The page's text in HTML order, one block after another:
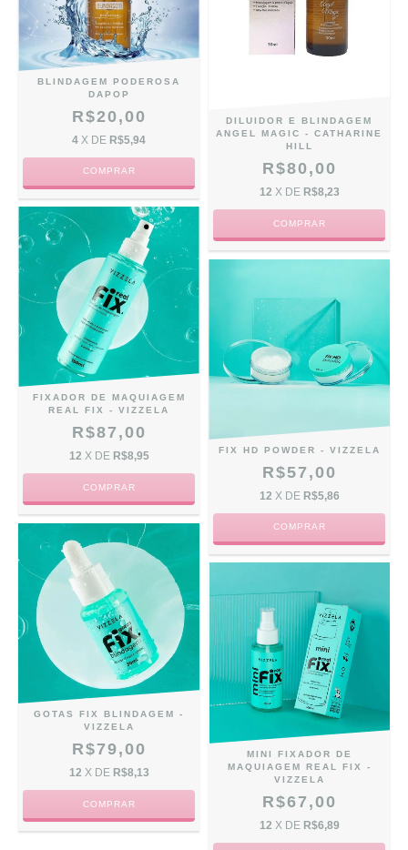
BLINDAGEM PODEROSA
DAPOP
R$20,00
4 X DE R$5,94
DILUIDOR E BLINDAGEM
ANGEL MAGIC - CATHARINE
HILL
R$80,00
12 X DE R$8,23
FIXADOR DE MAQUIAGEM
REAL FIX - VIZZELA
R$87,00
12 X DE R$8,95
FIX HD POWDER - VIZZELA
R$57,00
12 X DE R$5,86
GOTAS FIX BLINDAGEM -
VIZZELA
R$79,00
12 X DE R$8,13
MINI FIXADOR DE
MAQUIAGEM REAL FIX -
VIZZELA
R$67,00
12 X DE R$6,89